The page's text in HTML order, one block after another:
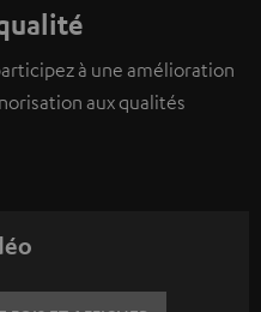
à une amélioration
aux qualités